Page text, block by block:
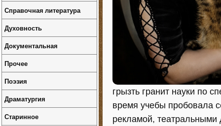
грызть гранит науки по
время учебы пробовала
рекламой,
Справочная литература
Духовность
Документальная
Прочее
Поэзия
Драматургия
Старинное